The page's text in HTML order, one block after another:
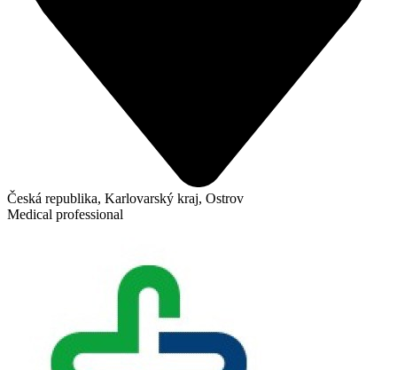
Česká republika, Karlovarský kraj, Ostrov
Medical professional